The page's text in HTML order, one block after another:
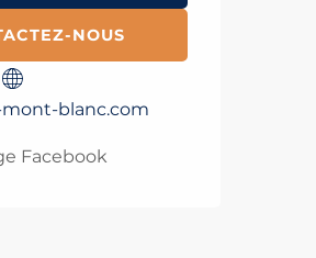
NOUS
blanc.com
Facebook